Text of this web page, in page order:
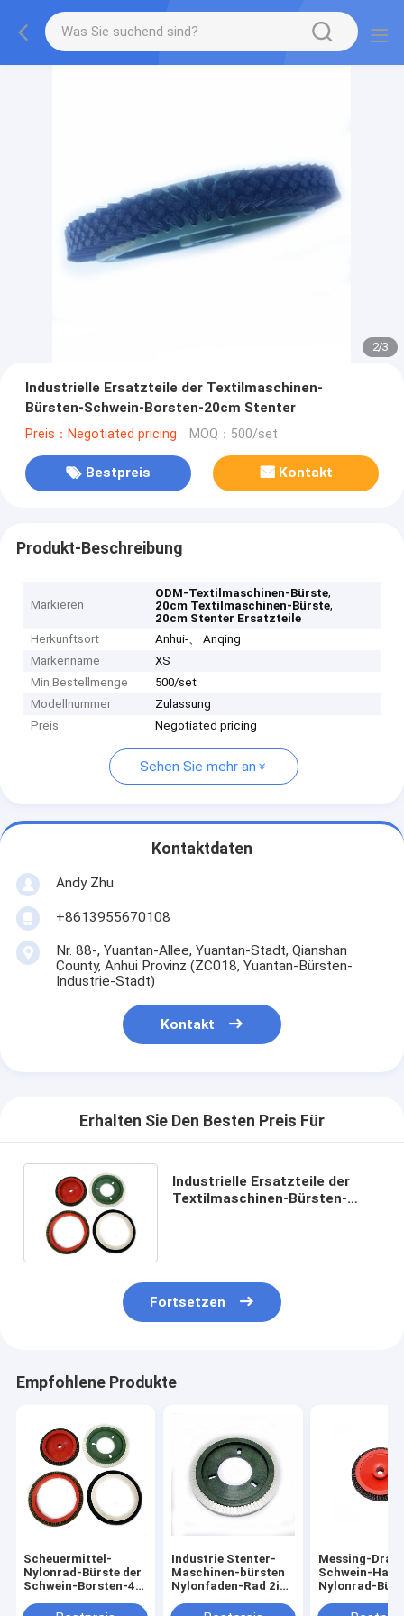
2/3
Industrielle Ersatzteile der Textilmaschinen-
Bürsten-Schwein-Borsten-20cm Stenter
Preis：Negotiated pricing MOQ：500/set
Bestpreis Kontakt
Produkt-Beschreibung
Markieren
ODM-Textilmaschinen-Bürste,
20cm Textilmaschinen-Bürste,
20cm Stenter Ersatzteile
Herkunftsort
Anhui-、 Anqing
Markenname
XS
Min Bestellmenge
500/set
Modellnummer
Zulassung
Preis
Negotiated pricing
Sehen Sie mehr an
Kontaktdaten
Andy Zhu
+8613955670108
Nr. 88-, Yuantan-Allee, Yuantan-Stadt, Qianshan
County, Anhui Provinz (ZC018, Yuantan-Bürsten-
Industrie-Stadt)
Kontakt
Erhalten Sie Den Besten Preis Für
Industrielle Ersatzteile der
Textilmaschinen-Bürsten-
Fortsetzen
Empfohlene Produkte
Scheuermittel-
Nylonrad-Bürste der
Schwein-Borsten-4in
Textilfärbungsmaschine
Industrie Stenter-
Maschinen-bürsten
Nylonfaden-Rad 2in
Messing-
Schwein-
Nylonrad-